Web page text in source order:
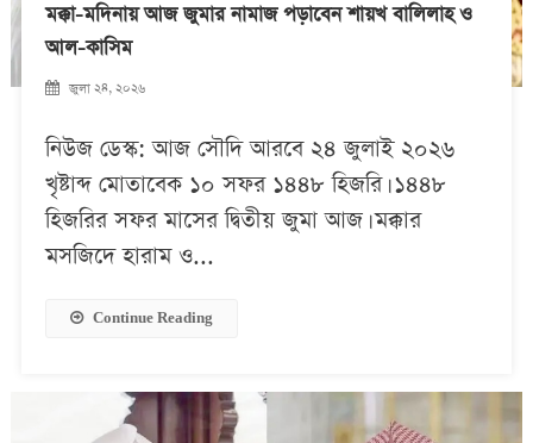
মক্কা-মদিনায় আজ জুমার নামাজ পড়াবেন শায়খ বালিলাহ ও
আল-কাসিম
জুলা ২৪, ২০২৬
নিউজ ডেস্ক: আজ সৌদি আরবে ২৪ জুলাই ২০২৬
খৃষ্টাব্দ মোতাবেক ১০ সফর ১৪৪৮ হিজরি। ১৪৪৮
হিজরির সফর মাসের দ্বিতীয় জুমা আজ। মক্কার
মসজিদে হারাম ও...
Continue Reading